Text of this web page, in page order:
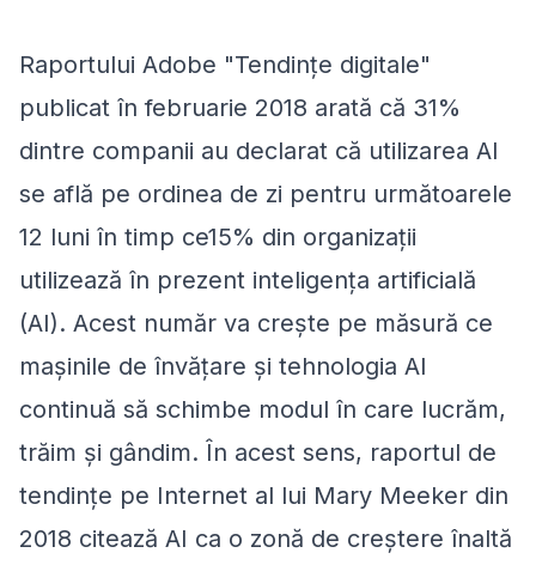
Raportului Adobe "Tendințe digitale"
publicat în februarie 2018 arată că 31%
dintre companii au declarat că utilizarea AI
se află pe ordinea de zi pentru următoarele
12 luni în timp ce15% din organizații
utilizează în prezent inteligența artificială
(AI). Acest număr va crește pe măsură ce
mașinile de învățare și tehnologia AI
continuă să schimbe modul în care lucrăm,
trăim și gândim. În acest sens, raportul de
tendințe pe Internet al lui Mary Meeker din
2018 citează AI ca o zonă de creștere înaltă